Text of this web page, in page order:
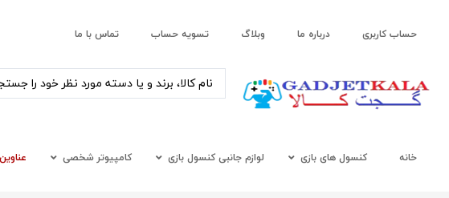
حساب کاربری درباره ما وبلاگ تسویه حساب تماس با ما
خانه کنسول های بازی لوازم جانبی کنسول بازی کامپیوتر شخصی